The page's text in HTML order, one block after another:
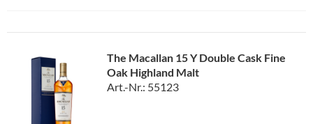
The Macallan 15 Y Double Cask Fine
Oak Highland Malt
Art.-Nr.: 55123